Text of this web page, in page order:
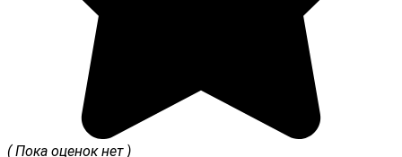
( Пока оценок нет )